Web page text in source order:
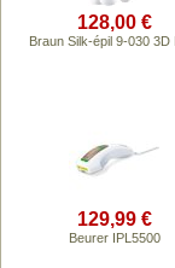
128,00 €
Braun Silk-épil 9-030 3D
129,99 €
Beurer IPL5500